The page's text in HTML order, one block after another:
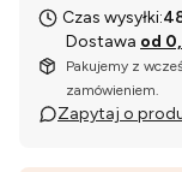
Czas wysyłki:
Dostawa od
Pakujemy z
zamówieniem.
Zapytaj o